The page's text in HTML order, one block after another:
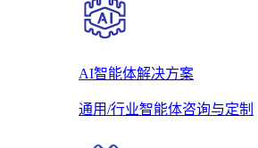
AI智能体解决方案
通用/行业智能体咨询与定制